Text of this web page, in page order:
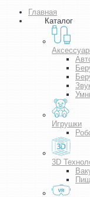
Главная
Каталог
Игрушки
3D